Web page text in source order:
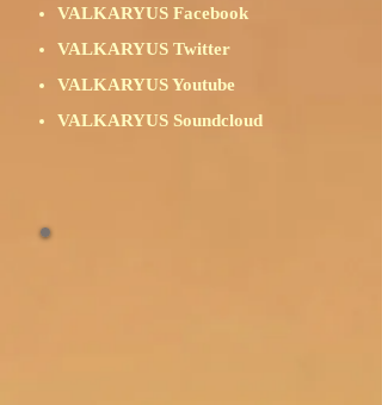
VALKARYUS Facebook
VALKARYUS Twitter
VALKARYUS Youtube
VALKARYUS Soundcloud